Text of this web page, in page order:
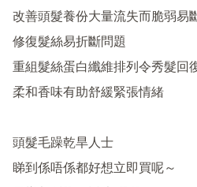
改善頭髮養份大量流失而脆弱易
修復髮絲易折斷問題
重組髮絲蛋白纖維排列令秀髮回
柔和香味有助舒緩緊張情緒
頭髮毛躁乾旱人士
睇到係唔係都好想立即買呢～